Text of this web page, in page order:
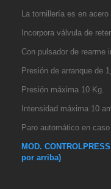
La tornillería es en
Incorpora válvula de
Con pulsador de rearme
Presión de arranque de
Presión máxima 10 Kg.
Intensidad máxima 10
Paro automático en
MOD.
por arriba)